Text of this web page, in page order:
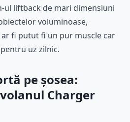
ul liftback de mari dimensiuni
voluminoase,
fi putut fi un pur muscle car
uz zilnic.
pe șosea:
Charger